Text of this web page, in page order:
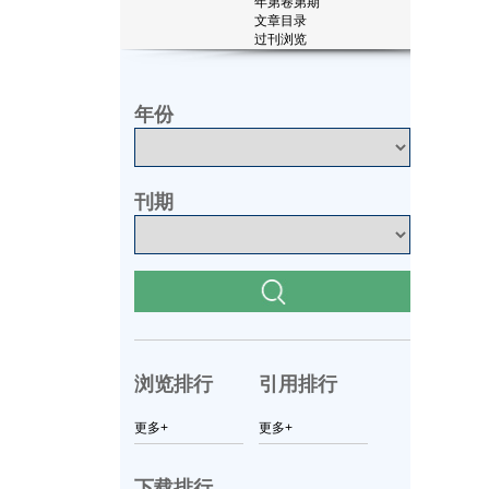
文章目录
过刊浏览
年份
刊期
浏览排行
更多+
引用排行
更多+